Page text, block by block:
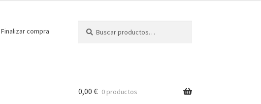
Finalizar compra
por:
0,00 € 0 productos